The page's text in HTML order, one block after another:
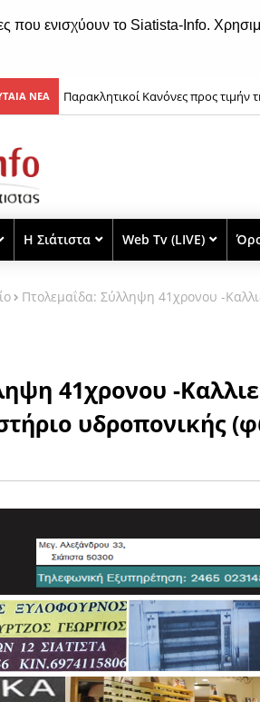
που ενισχύουν το Siatista-Info.
ΝΕΑ Παρακλητικοί Κανόνες προς τιμήν
Η Σιάτιστα Web Tv (LIVE)
Πτολεμαΐδα: Σύλληψη 41χρονου -
41χρονου -
υδροπονικής